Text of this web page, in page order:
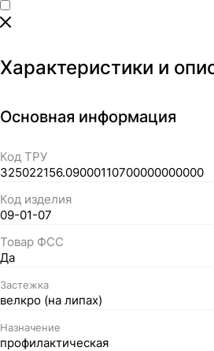
Характеристики и
Основная информация
Код ТРУ
325022156.09000110700000000000
Код изделия
09-01-07
Товар ФСС
Да
Застежка
велкро (на липах)
Назначение
профилактическая